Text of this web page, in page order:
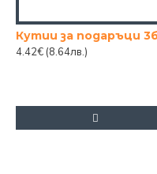
4.42€ (8.64лв.)